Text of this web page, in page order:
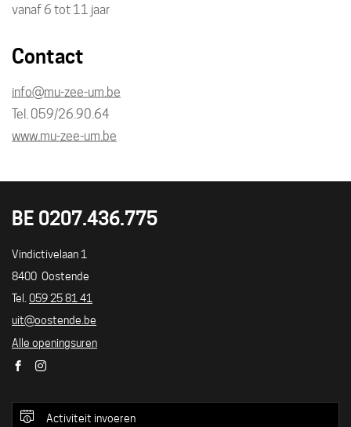
vanaf 6 tot 11 jaar
Contact
E-
mail
info@mu-zee-um.be
Tel./GSM
059/26.90.64
Website
www.mu-zee-um.be
BE 0207.436.775
UITLOKET
Adres
Vindictivelaan 1
8400 Oostende
Tel./GSM
059 25 81 41
E-
mail
uit@oostende.be
Alle openingsuren
FacebookInstagram
Activiteit invoeren